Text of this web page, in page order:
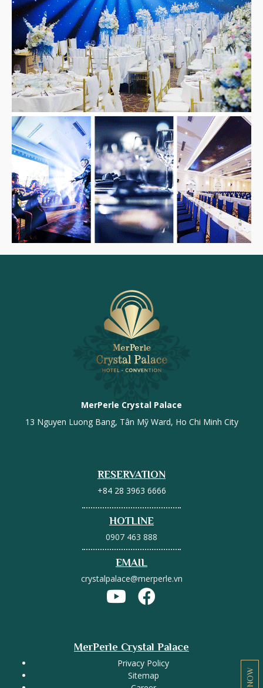
MerPerle Crystal Palace
13 Nguyen Luong Bang, Tân Mỹ Ward, Ho Chi Minh City
RESERVATION
+84 28 3963 6666
HOTLINE
0907 463 888
EMAIL
crystalpalace@merperle.vn
MerPerle Crystal Palace
Privacy Policy
Sitemap